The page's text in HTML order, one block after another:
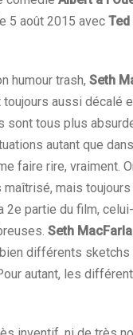
5 août 2015 avec Ted
humour trash, Seth
aussi décalé
sont tous plus
autant que
faire rire, vraiment.
maîtrisé, mais
2e partie du film,
Seth
différents sketchs
autant, les